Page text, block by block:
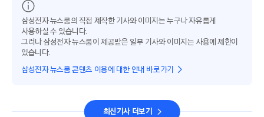
삼성전자 뉴스룸의 직접 제작한 기사와 이미지는 누구나 자유롭게
사용하실 수 있습니다.
그러나 삼성전자 뉴스룸이 제공받은 일부 기사와 이미지는 사용에 제한이
있습니다.
삼성전자 뉴스룸 콘텐츠 이용에 대한 안내 바로가기
최신기사 더보기